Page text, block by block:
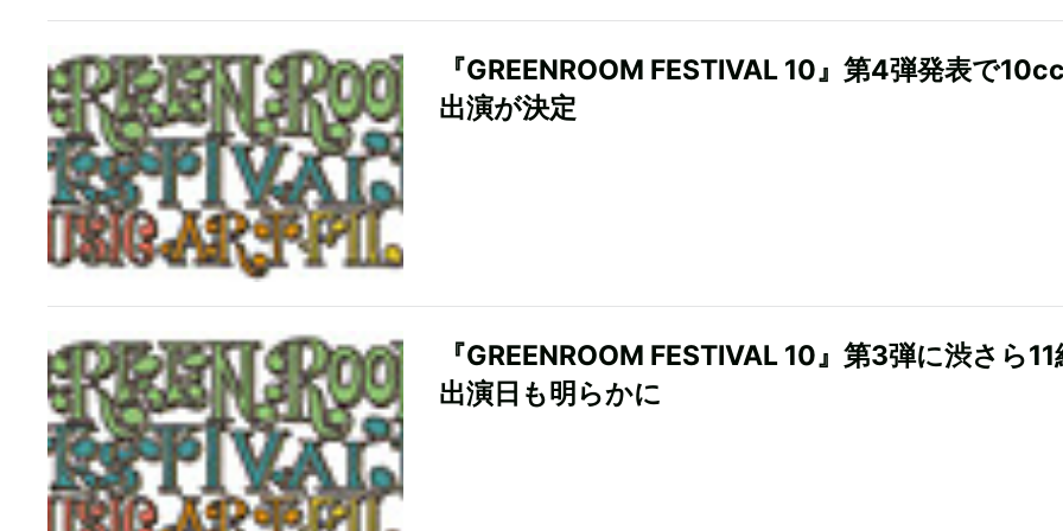
『GREENROOM FESTIVAL 10』第4弾発表で
出演が決定
『GREENROOM FESTIVAL 10』第3弾に渋さら11
出演日も明らかに